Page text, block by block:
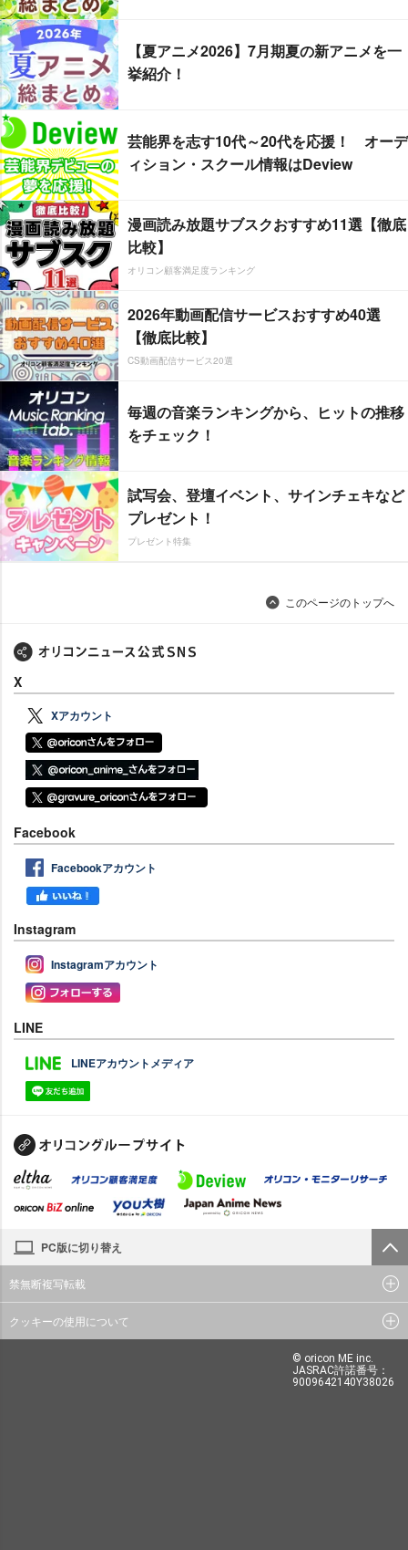
【夏アニメ2026】7月期夏の新アニメを一
挙紹介！
芸能界を志す10代～20代を応援！ オーデ
ィション・スクール情報はDeview
漫画読み放題サブスクおすすめ11選【徹底
比較】
オリコン顧客満足度ランキング
2026年動画配信サービスおすすめ40選
【徹底比較】
CS動画配信サービス20選
毎週の音楽ランキングから、ヒットの推移
をチェック！
試写会、登壇イベント、サインチェキなど
プレゼント！
プレゼント特集
このページのトップへ
X
Xアカウント
Facebook
Facebookアカウント
Instagram
Instagramアカウント
LINE
LINEアカウントメディア
PC版に切り替え
禁無断複写転載
クッキーの使用について
© oricon ME inc.
JASRAC許諾番号：
9009642140Y38026